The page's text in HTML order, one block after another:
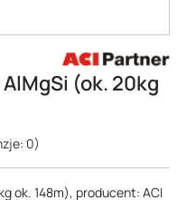
(ok. 20kg
0)
ok. 148m), producent: ACI